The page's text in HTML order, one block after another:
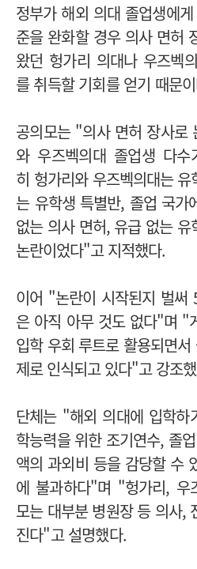
정부가 해외 의대 졸업생에
준을 완화할 경우 의사 면허
왔던 헝가리 의대나 우즈벡
를 취득할 기회를 얻기 때문
공의모는 "의사 면허 장사로
와 우즈벡의대 졸업생 다
히 헝가리와 우즈벡의대는
는 유학생 특별반, 졸업 국가
없는 의사 면허, 유급 없는
논란이었다"고 지적했다.
이어 "논란이 시작된지 벌써
은 아직 아무 것도 없다"며 "
입학 우회 루트로 활용되면
제로 인식되고 있다"고 강조
단체는 "해외 의대에 입학
학능력을 위한 조기연수, 졸
액의 과외비 등을 감당할 수
에 불과하다"며 "헝가리, 우
모는 대부분 병원장 등 의사,
진다"고 설명했다.